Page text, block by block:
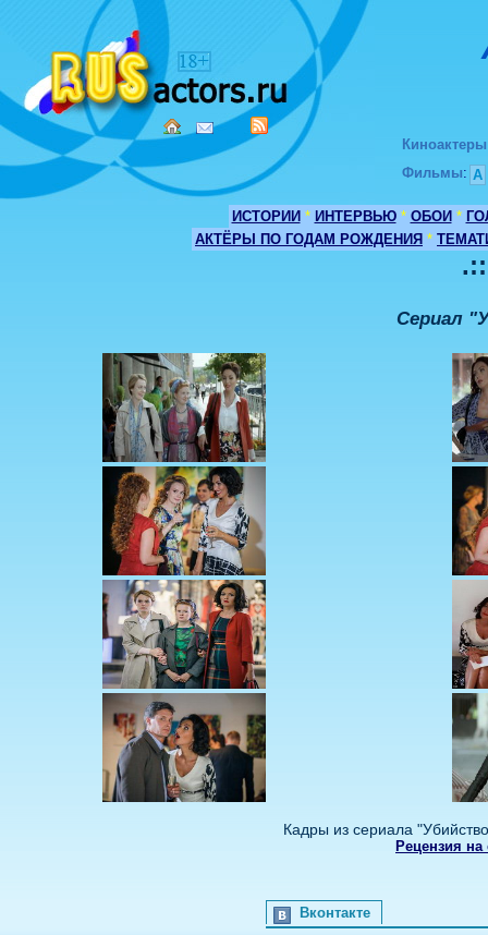
Киноактеры
Фильмы: А
ИСТОРИИ * ИНТЕРВЬЮ * ОБОИ *
АКТЁРЫ ПО ГОДАМ РОЖДЕНИЯ *
Сериал
Кадры из сериала
Рецензия на
Вконтакте